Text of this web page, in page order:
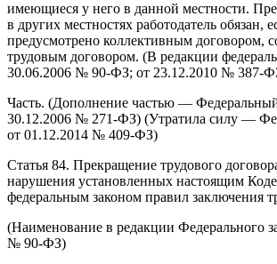
имеющиеся у него в данной местности.
в других местностях работодатель обязан,
предусмотрено коллективным договором,
трудовым договором. (В редакции
30.06.2006 № 90-ФЗ; от 23.12.2010 № 387-
Часть. (Дополнение частью —
30.12.2006 № 271-ФЗ) (Утратила силу —
от 01.12.2014 № 409-ФЗ)
Статья 84. Прекращение трудового
нарушения установленных настоящим
федеральным законом правил заключения
(Наименование в редакции Федерального
№ 90-ФЗ)